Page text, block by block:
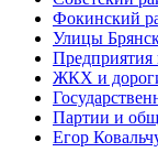
Фокинский
Улицы
Предприятия
ЖКХ и
Партии и
Егор